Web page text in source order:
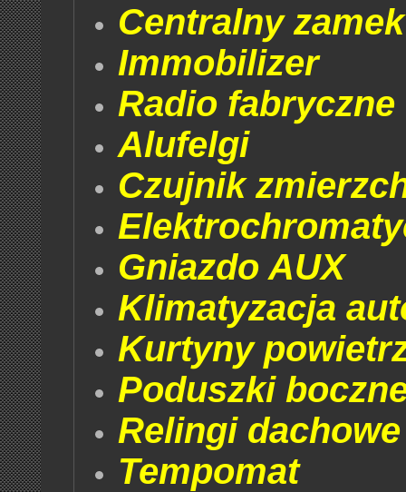
Centralny zamek
Immobilizer
Radio fabryczne
Alufelgi
Czujnik
Gniazdo AUX
Klimatyzacja
Kurtyny
Poduszki
Relingi dachowe
Tempomat